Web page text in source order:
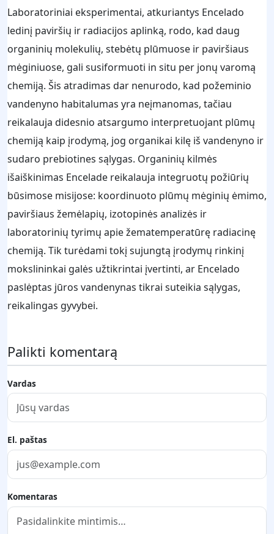
Laboratoriniai eksperimentai, atkuriantys Encelado
ledinį paviršių ir radiacijos aplinką, rodo, kad daug
organinių molekulių, stebėtų plūmuose ir paviršiaus
mėginiuose, gali susiformuoti in situ per jonų varomą
chemiją. Šis atradimas dar nenurodo, kad požeminio
vandenyno habitalumas yra neįmanomas, tačiau
reikalauja didesnio atsargumo interpretuojant plūmų
chemiją kaip įrodymą, jog organikai kilę iš vandenyno ir
sudaro prebiotines sąlygas. Organinių kilmės
išaiškinimas Encelade reikalauja integruotų požiūrių
būsimose misijose: koordinuoto plūmų mėginių ėmimo,
paviršiaus žemėlapių, izotopinės analizės ir
laboratorinių tyrimų apie žematemperatūrę radiacinę
chemiją. Tik turėdami tokį sujungtą įrodymų rinkinį
mokslininkai galės užtikrintai įvertinti, ar Encelado
paslėptas jūros vandenynas tikrai suteikia sąlygas,
reikalingas gyvybei.
Palikti komentarą
Vardas
El. paštas
Komentaras